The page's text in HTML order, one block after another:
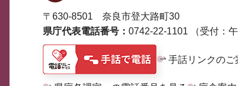
〒630-8501 奈良市登大路町30
県庁代表電話番号： 0742-22-1101 （受付：
手話リンクのご